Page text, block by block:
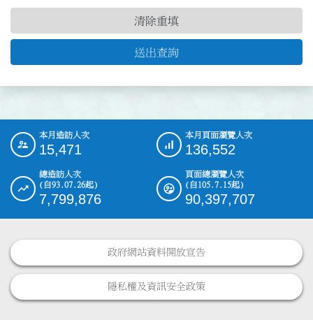
送出查詢
清除重填
::: 本月造訪人次
15,471
本月頁面瀏覽人次
136,552
總造訪人次
(自93.07.26起)
7,799,876
頁面總瀏覽人次
(自105.7.15起)
90,397,707
政府網站資料開放宣告
隱私權及資訊安全政策